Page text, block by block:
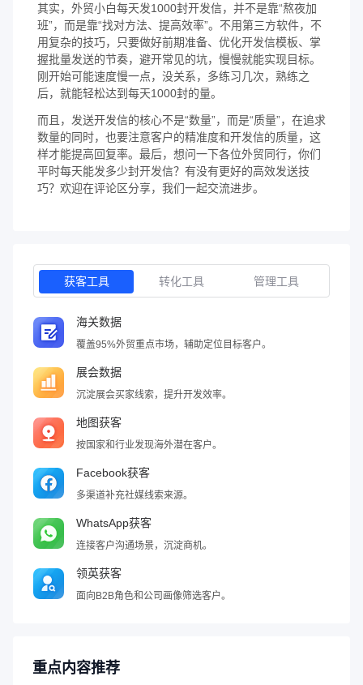
其实，外贸小白每天发1000封开发信，并不是靠“熬夜加
班”，而是靠“找对方法、提高效率”。不用第三方软件，不
用复杂的技巧，只要做好前期准备、优化开发信模板、掌
握批量发送的节奏，避开常见的坑，慢慢就能实现目标。
刚开始可能速度慢一点，没关系，多练习几次，熟练之
后，就能轻松达到每天1000封的量。
而且，发送开发信的核心不是“数量”，而是“质量”，在追求
数量的同时，也要注意客户的精准度和开发信的质量，这
样才能提高回复率。最后，想问一下各位外贸同行，你们
平时每天能发多少封开发信？有没有更好的高效发送技
巧？欢迎在评论区分享，我们一起交流进步。
获客工具 转化工具 管理工具
海关数据
覆盖95%外贸重点市场，辅助定位目标客户。
展会数据
沉淀展会买家线索，提升开发效率。
地图获客
按国家和行业发现海外潜在客户。
Facebook获客
多渠道补充社媒线索来源。
WhatsApp获客
连接客户沟通场景，沉淀商机。
领英获客
面向B2B角色和公司画像筛选客户。
重点内容推荐